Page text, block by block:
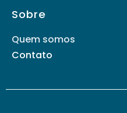
Sobre
Quem somos
Contato